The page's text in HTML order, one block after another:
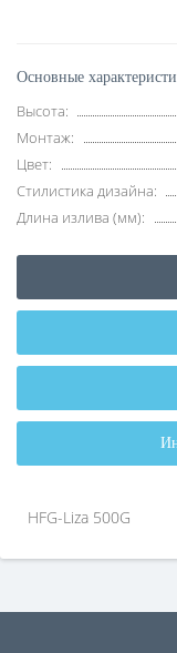
Основные
Высота:
Монтаж:
Цвет:
Стилистика дизайна:
Длина излива (мм):
HFG-Liza 500G